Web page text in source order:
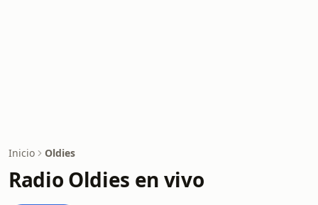
Inicio Oldies
Radio Oldies en vivo